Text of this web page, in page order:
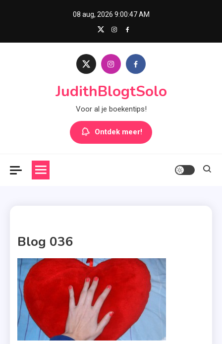
08 aug, 2026 9:00:48 AM
JudithBlogtSolo
Voor al je boekentips!
Ontdek meer!
Blog 036